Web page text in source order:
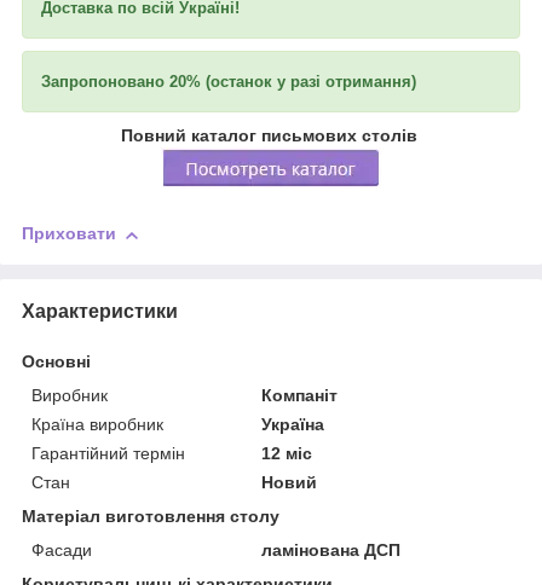
Доставка по всій Україні!
Запропоновано 20% (останок у разі отримання)
Повний каталог письмових столів
Приховати
Характеристики
Основні
Виробник
Компаніт
Країна виробник
Україна
Гарантійний термін
12 міс
Стан
Новий
Матеріал виготовлення столу
Фасади
ламінована ДСП